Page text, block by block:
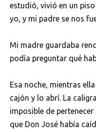
estudió, vivió en un
yo, y mi padre se nos
Mi madre guardaba
podía preguntar qué
Esa noche, mientras
cajón y lo abrí. La
imposible de
que Don José había